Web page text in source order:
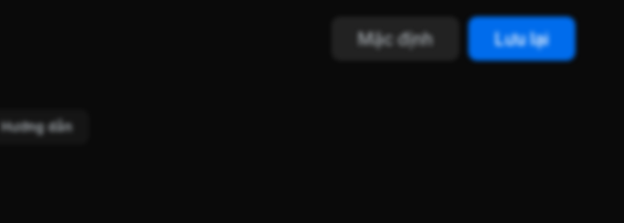
Hướng dẫn
Mặc định Lưu lại